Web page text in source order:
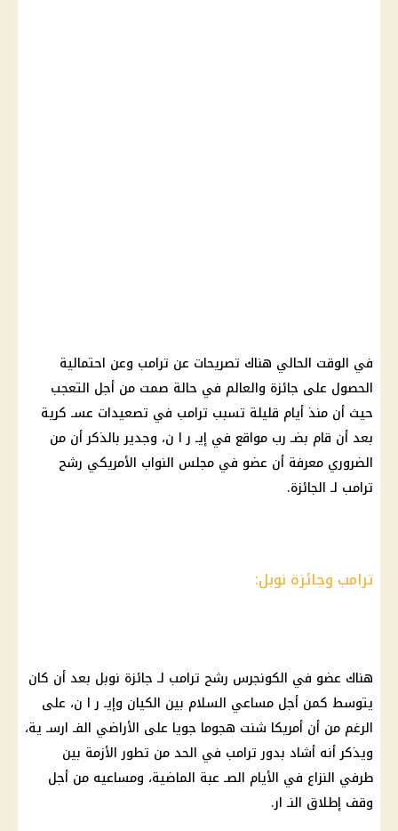
في الوقت الحالي هناك تصريحات عن ترامب وعن احتمالية
الحصول على جائزة والعالم في حالة صمت من أجل التعجب
حيث أن منذ أيام قليلة تسبب ترامب في تصعيدات عسـ كرية
بعد أن قام بضـ رب مواقع في إيـ ر ا ن، وجدير بالذكر أن من
الضروري معرفة أن عضو في مجلس النواب الأمريكي رشح
ترامب لـ الجائزة.
ترامب وجائزة نوبل:
هناك عضو في الكونجرس رشح ترامب لـ جائزة نوبل بعد أن كان
يتوسط كمن أجل مساعي السلام بين الكيان وإيـ ر ا ن، على
الرغم من أن أمريكا شنت هجوما جويا على الأراضي الفـ ارسـ ية،
ويذكر أنه أشاد بدور ترامب في الحد من تطور الأزمة بين
طرفي النزاع في الأيام الصـ عبة الماضية، ومساعيه من أجل
وقف إطلاق النـ ار.